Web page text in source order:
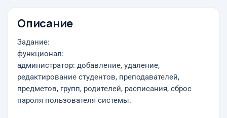
Описание
Задание:
функционал:
администратор: добавление, удаление,
редактирование студентов, преподавателей,
предметов, групп, родителей, расписания, сброс
пароля пользователя системы.